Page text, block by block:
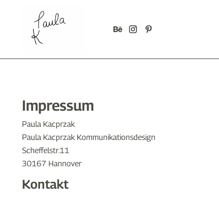
Impressum
Paula Kacprzak
Paula Kacprzak Kommunikationsdesign
Scheffelstr.11
30167 Hannover
Kontakt